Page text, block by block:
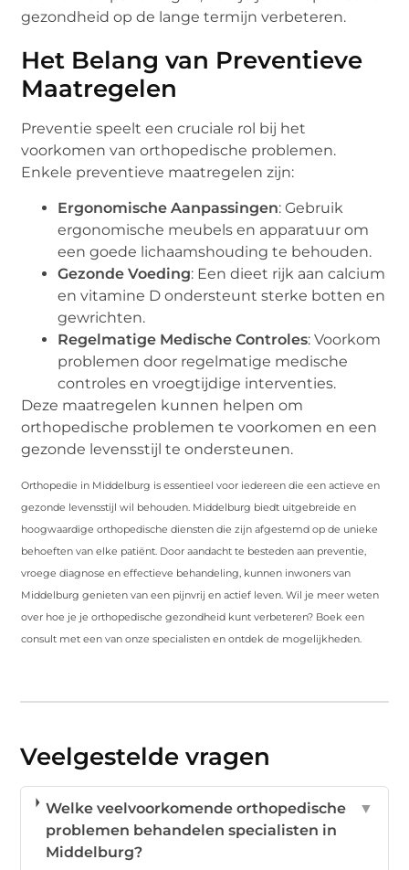
gezondheid op de lange termijn verbeteren.
Het Belang van Preventieve
Maatregelen
Preventie speelt een cruciale rol bij het
voorkomen van orthopedische problemen.
Enkele preventieve maatregelen zijn:
Ergonomische Aanpassingen: Gebruik
ergonomische meubels en apparatuur om
een goede lichaamshouding te behouden.
Gezonde Voeding: Een dieet rijk aan calcium
en vitamine D ondersteunt sterke botten en
gewrichten.
Regelmatige Medische Controles: Voorkom
problemen door regelmatige medische
controles en vroegtijdige interventies.
Deze maatregelen kunnen helpen om
orthopedische problemen te voorkomen en een
gezonde levensstijl te ondersteunen.
Orthopedie in Middelburg is essentieel voor iedereen die een actieve en
gezonde levensstijl wil behouden. Middelburg biedt uitgebreide en
hoogwaardige orthopedische diensten die zijn afgestemd op de unieke
behoeften van elke patiënt. Door aandacht te besteden aan preventie,
vroege diagnose en effectieve behandeling, kunnen inwoners van
Middelburg genieten van een pijnvrij en actief leven. Wil je meer weten
over hoe je je orthopedische gezondheid kunt verbeteren? Boek een
consult met een van onze specialisten en ontdek de mogelijkheden.
Veelgestelde vragen
Welke veelvoorkomende orthopedische
problemen behandelen specialisten in
Middelburg?
▼